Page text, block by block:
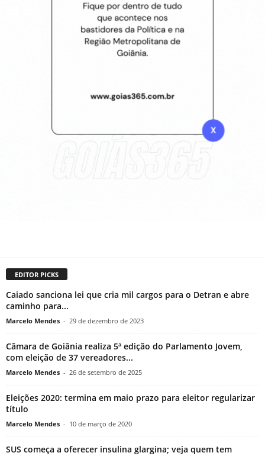
EDITOR PICKS
Caiado sanciona lei que cria mil cargos para o Detran e abre
caminho para...
Marcelo Mendes - 29 de dezembro de 2023
Câmara de Goiânia realiza 5ª edição do Parlamento Jovem,
com eleição de 37 vereadores...
Marcelo Mendes - 26 de setembro de 2025
Eleições 2020: termina em maio prazo para eleitor regularizar
título
Marcelo Mendes - 10 de março de 2020
SUS começa a oferecer insulina glargina; veja quem tem